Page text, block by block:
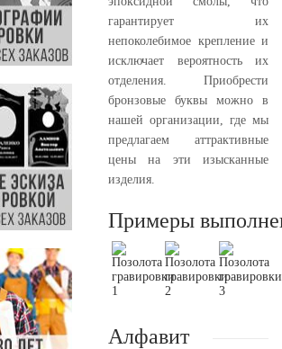
гарантирует их
непоколебимое крепление и
исключает вероятность их
отделения. Приобрести
бронзовые буквы можно в
нашей организации, где мы
предлагаем аттрактивные
цены на эти изысканные
изделия.
Примеры
Алфавит